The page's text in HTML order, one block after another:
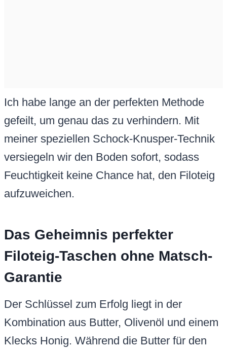
Ich habe lange an der perfekten Methode
gefeilt, um genau das zu verhindern. Mit
meiner speziellen Schock-Knusper-Technik
versiegeln wir den Boden sofort, sodass
Feuchtigkeit keine Chance hat, den Filoteig
aufzuweichen.
Das Geheimnis perfekter
Filoteig-Taschen ohne Matsch-
Garantie
Der Schlüssel zum Erfolg liegt in der
Kombination aus Butter, Olivenöl und einem
Klecks Honig. Während die Butter für den